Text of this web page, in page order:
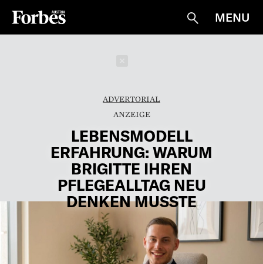
Suche
MENU
ADVERTORIAL
LEBENSMODELL
ERFAHRUNG: WARUM
BRIGITTE IHREN
PFLEGEALLTAG NEU
DENKEN MUSSTE